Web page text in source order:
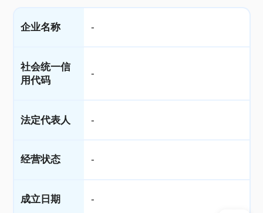
企业名称 -
社会统一信
用代码
-
法定代表人 -
经营状态 -
成立日期 -